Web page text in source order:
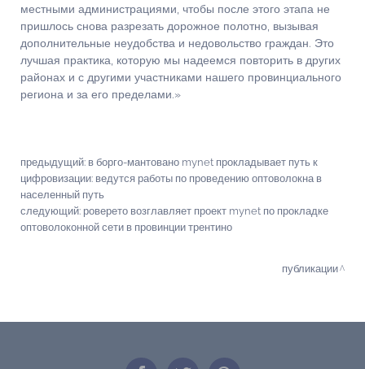
местными администрациями, чтобы после этого этапа не
пришлось снова разрезать дорожное полотно, вызывая
дополнительные неудобства и недовольство граждан. Это
лучшая практика, которую мы надеемся повторить в других
районах и с другими участниками нашего провинциального
региона и за его пределами.»
предыдущий: в борго-мантовано mynet прокладывает путь к
цифровизации: ведутся работы по проведению оптоволокна в
населенный путь
следующий: роверето возглавляет проект mynet по прокладке
оптоволоконной сети в провинции трентино
публикации